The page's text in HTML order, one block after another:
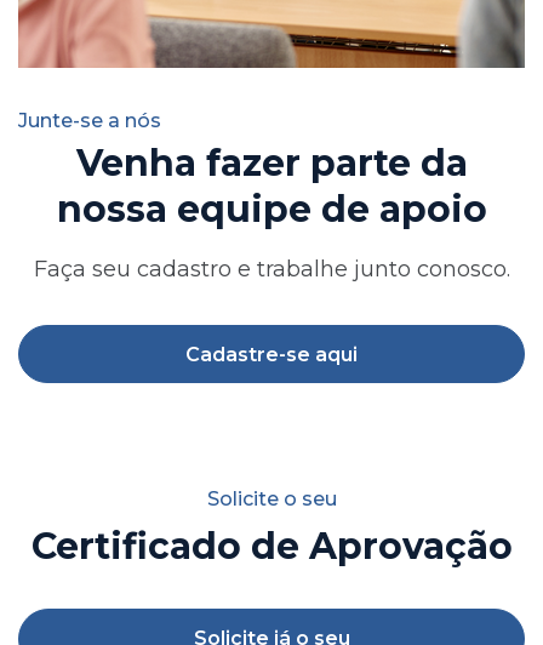
Junte-se a nós
Venha fazer parte da
nossa equipe de apoio
Faça seu cadastro e trabalhe junto conosco.
Cadastre-se aqui
Solicite o seu
Certificado de Aprovação
Solicite já o seu